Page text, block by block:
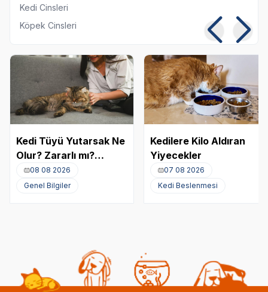
Kedi Cinsleri
Köpek Cinsleri
Kedi Tüyü Yutarsak Ne
Olur? Zararlı mı?
Akciğere Kedi Tüyü
Kaçması
08 08 2026
Genel Bilgiler
Kedilere Kilo Aldıran
Yiyecekler
07 08 2026
Kedi Beslenmesi